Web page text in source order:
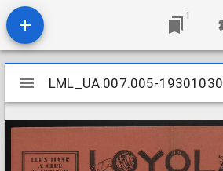
1
Mirador
viewer
LML_UA.007.005-19301030
LML_UA.007.005-19301030